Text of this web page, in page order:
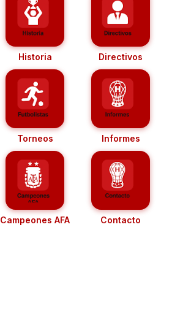
Historia Directivos
Torneos Informes
Campeones AFA Contacto